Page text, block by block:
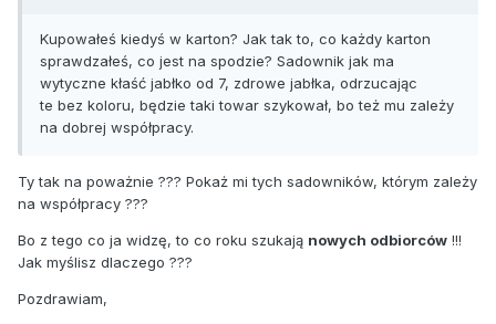
Kupowałeś kiedyś w karton? Jak tak to, co każdy karton
sprawdzałeś, co jest na spodzie? Sadownik jak ma
wytyczne kłaść jabłko od 7, zdrowe jabłka, odrzucając
te bez koloru, będzie taki towar szykował, bo też mu zależy
na dobrej współpracy.
Ty tak na poważnie ??? Pokaż mi tych sadowników, którym zależy
na współpracy ???
Bo z tego co ja widzę, to co roku szukają nowych odbiorców !!!
Jak myślisz dlaczego ???
Pozdrawiam,